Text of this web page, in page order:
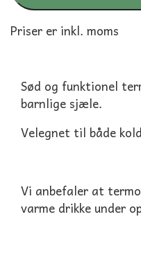
Priser er inkl. moms
Sød og funktionel
barnlige sjæle.
Velegnet til både
Vi anbefaler at
varme drikke under